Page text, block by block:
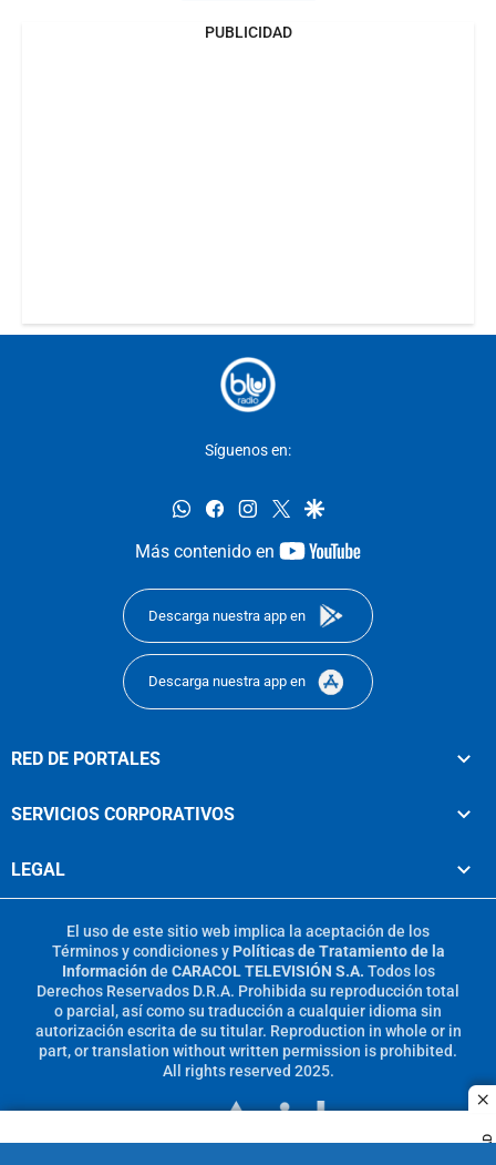
PUBLICIDAD
Síguenos en:
whatsappfacebookinstagram
twittergoogle
Más contenido en
youtube-
Descarga nuestra app en
Descarga nuestra app en
RED DE PORTALES
SERVICIOS CORPORATIVOS
LEGAL
El uso de este sitio web implica la aceptación de los
Términos y condicionesy Políticas de Tratamiento de la
Información de CARACOL TELEVISIÓN S.A. Todos los
Derechos Reservados D.R.A. Prohibida su reproducción total
o parcial, así como su traducción a cualquier idioma sin
autorización escrita de su titular. Reproduction in whole or in
part, or translation without written permission is prohibited.
All rights reserved 2025.